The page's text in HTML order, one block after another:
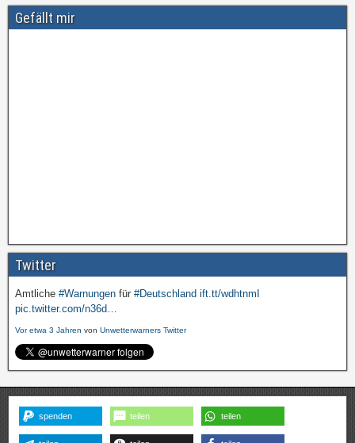
Gefällt mir
Twitter
Amtliche #Warnungen für #Deutschland ift.tt/wdhtnmI
pic.twitter.com/n36d…
Vor etwa 3 Jahren von Unwetterwarners Twitter
spenden teilen teilen